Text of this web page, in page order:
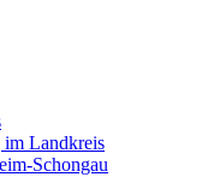
im Landkreis
Schongau